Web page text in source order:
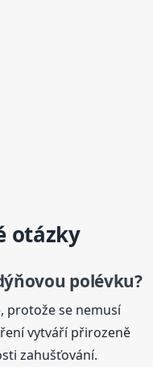
otázky
polévku?
, protože se nemusí
vytváří přirozeně
zahušťování.